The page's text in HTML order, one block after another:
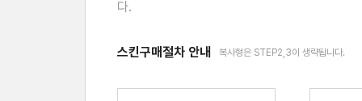
다.
스킨구매절차 안내 복사형은 STEP2,3이 생략됩니다.